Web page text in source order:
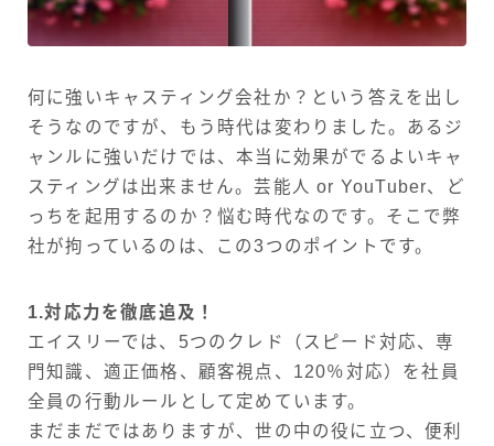
何に強いキャスティング会社か？という答えを出し
そうなのですが、もう時代は変わりました。あるジ
ャンルに強いだけでは、本当に効果がでるよいキャ
スティングは出来ません。芸能人 or YouTuber、ど
っちを起用するのか？悩む時代なのです。そこで弊
社が拘っているのは、この3つのポイントです。
1.対応力を徹底追及！
エイスリーでは、5つのクレド（スピード対応、専
門知識、適正価格、顧客視点、120％対応）を社員
全員の行動ルールとして定めています。
まだまだではありますが、世の中の役に立つ、便利